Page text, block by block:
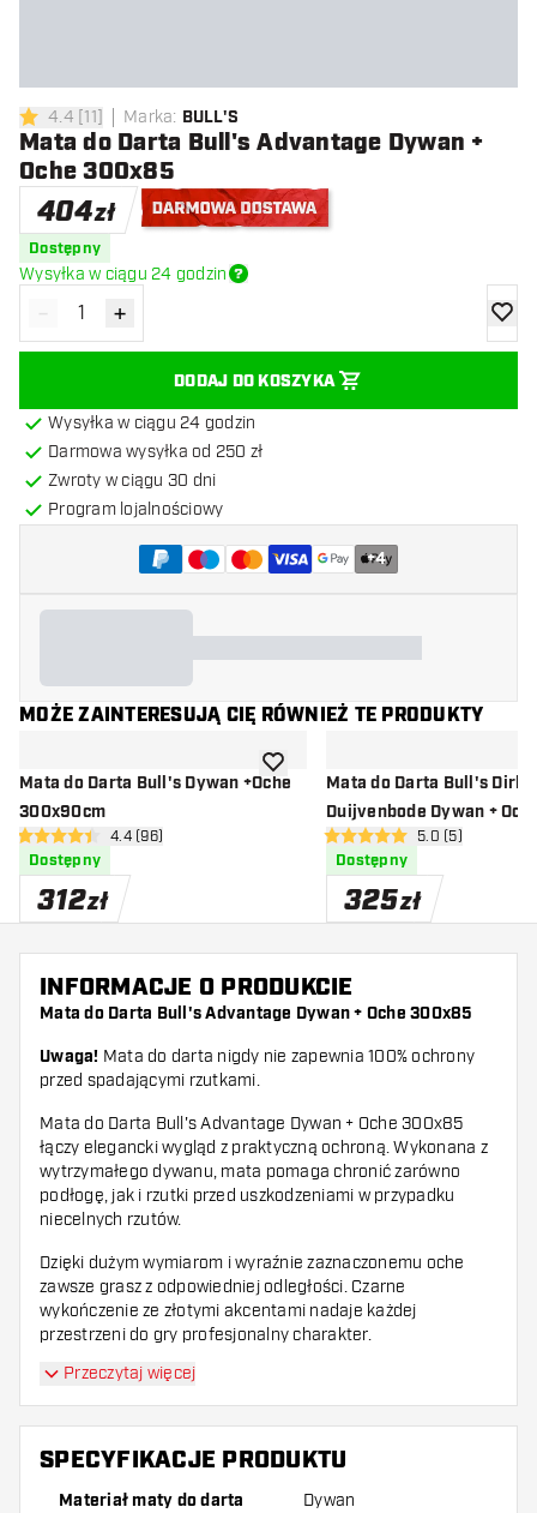
4.4 gwiazdki oceny
4.4 [11] Marka: BULL'S
Mata do Darta Bull's Advantage Dywan +
Oche 300x85
404zł
Dostępny
Wysyłka w ciągu 24 godzin
Zmniejsz ilość
- Zwiększ ilość
+
DODAJ DO KOSZYKA
Wysyłka w ciągu 24 godzin
Darmowa wysyłka od 250 zł
Zwroty w ciągu 30 dni
Program lojalnościowy
+4
MOŻE ZAINTERESUJĄ CIĘ RÓWNIEŻ TE PRODUKTY
Mata do Darta Bull's Dywan +Oche
300x90cm
otwórz panel recenzji
4.4 gwiazdki oceny
4.4 (96)
Dostępny
312zł
dodaj do listy życzeń
Mata do Darta Bull's Dirk
Duijvenbode Dywan +
300x60cmotwórz panel
5 gwiazdki oceny5.0 (5)
Dostępny
325zł
INFORMACJE O PRODUKCIE
Mata do Darta Bull's Advantage Dywan + Oche 300x85
Uwaga! Mata do darta nigdy nie zapewnia 100% ochrony
przed spadającymi rzutkami.
Mata do Darta Bull's Advantage Dywan + Oche 300x85
łączy elegancki wygląd z praktyczną ochroną. Wykonana z
wytrzymałego dywanu, mata pomaga chronić zarówno
podłogę, jak i rzutki przed uszkodzeniami w przypadku
niecelnych rzutów.
Dzięki dużym wymiarom i wyraźnie zaznaczonemu oche
zawsze grasz z odpowiedniej odległości. Czarne
wykończenie ze złotymi akcentami nadaje każdej
przestrzeni do gry profesjonalny charakter.
Matę można łatwo rozwinąć do gry i równie szybko zwinąć
do przechowywania. Idealna dla każdego gracza —
zarówno do użytku domowego, jak i turniejowego.
Przeczytaj więcej
SPECYFIKACJE PRODUKTU
Materiał maty do darta Dywan